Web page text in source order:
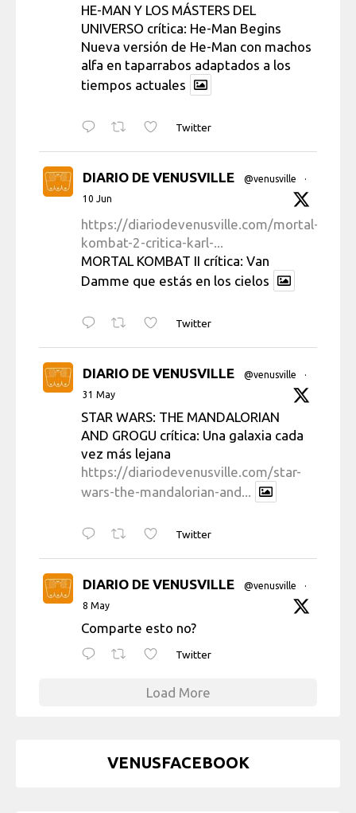
HE-MAN Y LOS MÁSTERS DEL
UNIVERSO crítica: He-Man Begins
Nueva versión de He-Man con machos
alfa en taparrabos adaptados a los
tiempos actuales
Twitter
DIARIO DE VENUSVILLE @venusville
·
10 Jun
https://diariodevenusville.com/mortal-
kombat-2-critica-karl-...
MORTAL KOMBAT II crítica: Van
Damme que estás en los cielos
Twitter
DIARIO DE VENUSVILLE @venusville
·
31 May
STAR WARS: THE MANDALORIAN
AND GROGU crítica: Una galaxia cada
vez más lejana
https://diariodevenusville.com/star-
wars-the-mandalorian-and...
Twitter
DIARIO DE VENUSVILLE @venusville
·
8 May
Comparte esto no?
Twitter
Load More
VENUSFACEBOOK